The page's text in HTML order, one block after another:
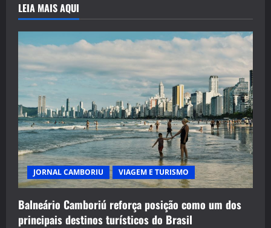
LEIA MAIS AQUI
JORNAL CAMBORIU VIAGEM E TURISMO
Balneário Camboriú reforça posição como um dos
principais destinos turísticos do Brasil